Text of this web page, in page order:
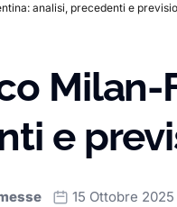
analisi, precedenti e
Milan-
e
15 Ottobre 2025